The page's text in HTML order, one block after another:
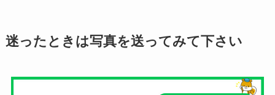
迷ったときは写真を送ってみて下さい